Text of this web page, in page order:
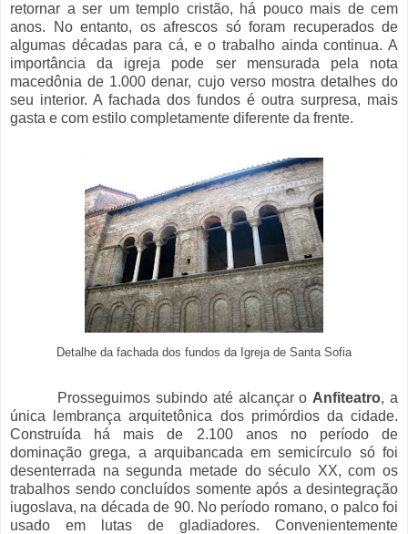
retornar a ser um templo cristão, há pouco mais de cem
anos. No entanto, os afrescos só foram recuperados de
algumas décadas para cá, e o trabalho ainda continua. A
importância da igreja pode ser mensurada pela nota
macedônia de 1.000 denar, cujo verso mostra detalhes do
seu interior. A fachada dos fundos é outra surpresa, mais
gasta e com estilo completamente diferente da frente.
Detalhe da fachada dos fundos da Igreja de Santa Sofia
Prosseguimos subindo até alcançar o Anfiteatro, a
única lembrança arquitetônica dos primórdios da cidade.
Construída há mais de 2.100 anos no período de
dominação grega, a arquibancada em semicírculo só foi
desenterrada na segunda metade do século XX, com os
trabalhos sendo concluídos somente após a desintegração
iugoslava, na década de 90. No período romano, o palco foi
usado em lutas de gladiadores. Convenientemente